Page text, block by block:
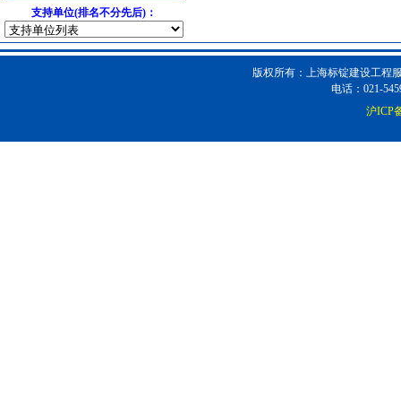
供水设备 [采购中]
暖通系统 [采购中]
支持单位(排名不分先后)：
版权所有：上海标锭建设工程
电话：021-
沪ICP